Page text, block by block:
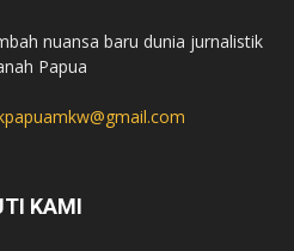
nuansa baru dunia jurnalistik
Papua
KAMI